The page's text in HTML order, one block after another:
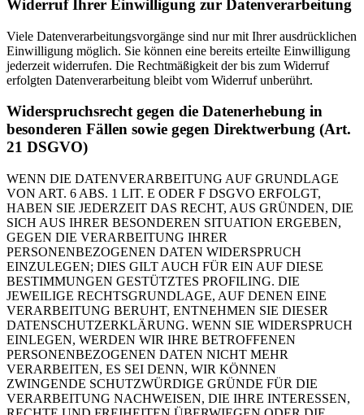
Widerruf Ihrer Einwilligung zur Datenverarbeitung
Viele Datenverarbeitungsvorgänge sind nur mit Ihrer ausdrücklichen
Einwilligung möglich. Sie können eine bereits erteilte Einwilligung
jederzeit widerrufen. Die Rechtmäßigkeit der bis zum Widerruf
erfolgten Datenverarbeitung bleibt vom Widerruf unberührt.
Widerspruchsrecht gegen die Datenerhebung in
besonderen Fällen sowie gegen Direktwerbung (Art.
21 DSGVO)
WENN DIE DATENVERARBEITUNG AUF GRUNDLAGE
VON ART. 6 ABS. 1 LIT. E ODER F DSGVO ERFOLGT,
HABEN SIE JEDERZEIT DAS RECHT, AUS GRÜNDEN, DIE
SICH AUS IHRER BESONDEREN SITUATION ERGEBEN,
GEGEN DIE VERARBEITUNG IHRER
PERSONENBEZOGENEN DATEN WIDERSPRUCH
EINZULEGEN; DIES GILT AUCH FÜR EIN AUF DIESE
BESTIMMUNGEN GESTÜTZTES PROFILING. DIE
JEWEILIGE RECHTSGRUNDLAGE, AUF DENEN EINE
VERARBEITUNG BERUHT, ENTNEHMEN SIE DIESER
DATENSCHUTZERKLÄRUNG. WENN SIE WIDERSPRUCH
EINLEGEN, WERDEN WIR IHRE BETROFFENEN
PERSONENBEZOGENEN DATEN NICHT MEHR
VERARBEITEN, ES SEI DENN, WIR KÖNNEN
ZWINGENDE SCHUTZWÜRDIGE GRÜNDE FÜR DIE
VERARBEITUNG NACHWEISEN, DIE IHRE INTERESSEN,